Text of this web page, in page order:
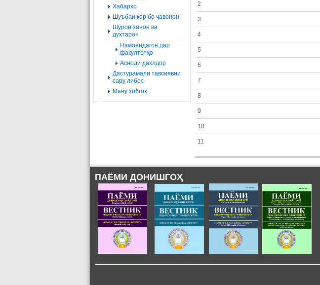
Хабарҳо
Шуъбаи кор бо ҷавонон
Шӯрои занон ва
духтарон
Намояндагон дар
факултетҳо
Асноди дахлдор
Дастурамали тавсиявии
сару либос
Ману хобгоҳ
2
3
4
5
6
7
8
9
10
11
ПАЁМИ ДОНИШГОҲ